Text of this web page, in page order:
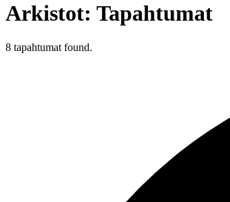
Arkistot: Tapahtumat
8 tapahtumat found.